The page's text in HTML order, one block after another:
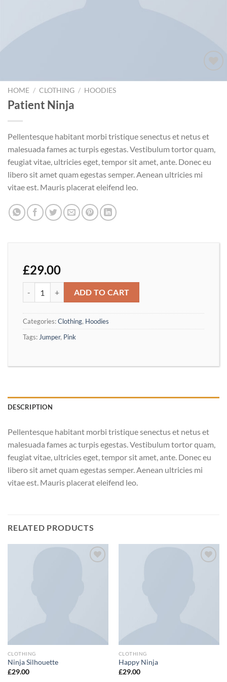
HOME / CLOTHING / HOODIES
Patient Ninja
Pellentesque habitant morbi tristique senectus et netus et
malesuada fames ac turpis egestas. Vestibulum tortor quam,
feugiat vitae, ultricies eget, tempor sit amet, ante. Donec eu
libero sit amet quam egestas semper. Aenean ultricies mi
vitae est. Mauris placerat eleifend leo.
£29.00
ADD TO CART
Categories:Clothing, Hoodies
Tags:Jumper, Pink
DESCRIPTION
Pellentesque habitant morbi tristique senectus et netus et
malesuada fames ac turpis egestas. Vestibulum tortor quam,
feugiat vitae, ultricies eget, tempor sit amet, ante. Donec eu
libero sit amet quam egestas semper. Aenean ultricies mi
vitae est. Mauris placerat eleifend leo.
RELATED PRODUCTS
CLOTHING
Ninja Silhouette
£29.00
CLOTHING
Happy Ninja
£29.00